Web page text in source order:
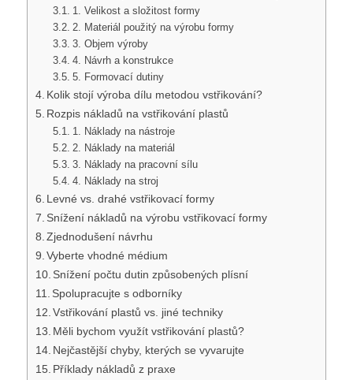
1. Velikost a složitost formy
2. Materiál použitý na výrobu formy
3. Objem výroby
4. Návrh a konstrukce
5. Formovací dutiny
Kolik stojí výroba dílu metodou vstřikování?
Rozpis nákladů na vstřikování plastů
1. Náklady na nástroje
2. Náklady na materiál
3. Náklady na pracovní sílu
4. Náklady na stroj
Levné vs. drahé vstřikovací formy
Snížení nákladů na výrobu vstřikovací formy
Zjednodušení návrhu
Vyberte vhodné médium
Snížení počtu dutin způsobených plísní
Spolupracujte s odborníky
Vstřikování plastů vs. jiné techniky
Měli bychom využít vstřikování plastů?
Nejčastější chyby, kterých se vyvarujte
Příklady nákladů z praxe